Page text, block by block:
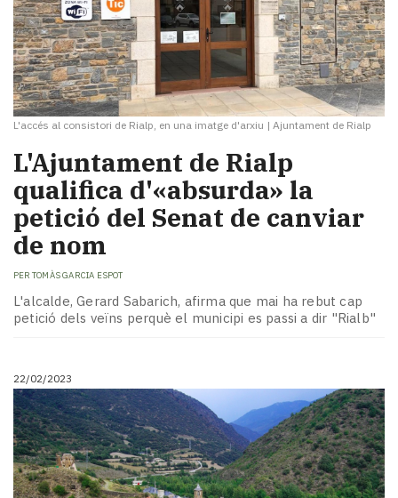
L'accés al consistori de Rialp, en una imatge d'arxiu | Ajuntament de Rialp
L'Ajuntament de Rialp
qualifica d'«absurda» la
petició del Senat de canviar
de nom
PER TOMÀS GARCIA ESPOT
L'alcalde, Gerard Sabarich, afirma que mai ha rebut cap
petició dels veïns perquè el municipi es passi a dir "Rialb"
22/02/2023